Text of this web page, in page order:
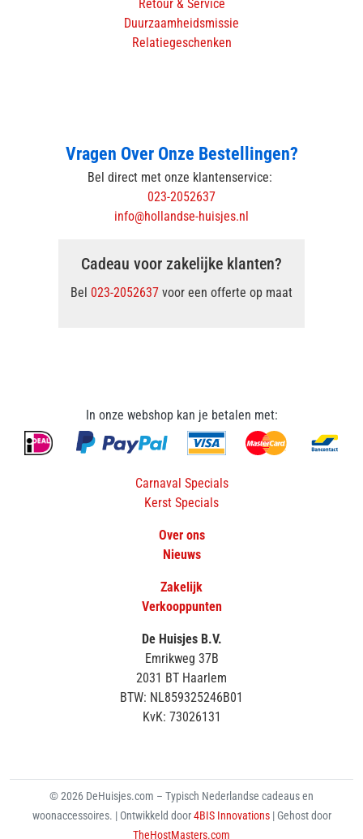
Retour & Service
Duurzaamheidsmissie
Relatiegeschenken
Vragen Over Onze Bestellingen?
Bel direct met onze klantenservice:
023-2052637
info@hollandse-huisjes.nl
Cadeau voor zakelijke klanten?
Bel 023-2052637 voor een offerte op maat
In onze webshop kan je betalen met:
Carnaval Specials
Kerst Specials
Over ons
Nieuws
Zakelijk
Verkooppunten
De Huisjes B.V.
Emrikweg 37B
2031 BT Haarlem
BTW: NL859325246B01
KvK: 73026131
© 2026 DeHuisjes.com – Typisch Nederlandse cadeaus en
woonaccessoires. | Ontwikkeld door4BIS Innovations | Gehost door
TheHostMasters.com